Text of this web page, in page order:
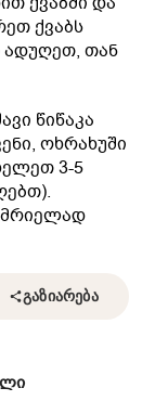
ქვაბს
ადუღეთ, თან
წიწაკა
ოხრახუში
3-5
ᲒᲐᲖᲘᲐᲠᲔᲑᲐ